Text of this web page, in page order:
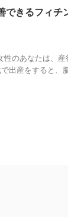
きるフィチ
のあなたは、産
出産をすると、